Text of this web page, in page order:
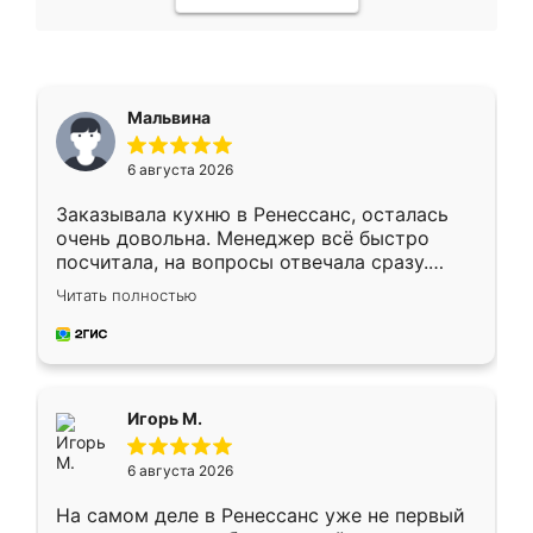
Мальвина
6 августа 2026
Заказывала кухню в Ренессанс, осталась
очень довольна. Менеджер всё быстро
посчитала, на вопросы отвечала сразу.
Замерщик приехал в субботу, подошёл к
делу со всей ответственностью. Собрали
за день, ребята работали аккуратно, даже
Читать полностью
Игорь М.
6 августа 2026
На самом деле в Ренессанс уже не первый